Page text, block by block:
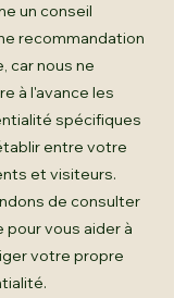
un conseil
recommandation
car nous ne
à l'avance les
spécifiques
entre votre
et visiteurs.
de consulter
pour vous aider à
votre propre